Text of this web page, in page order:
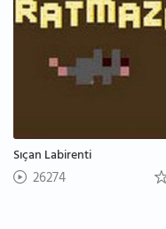
Sıçan Labirenti
26274